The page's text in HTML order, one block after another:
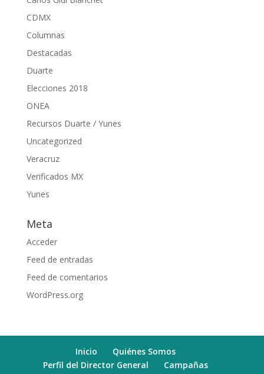
CDMX
Columnas
Destacadas
Duarte
Elecciones 2018
ONEA
Recursos Duarte / Yunes
Uncategorized
Veracruz
Verificados MX
Yunes
Meta
Acceder
Feed de entradas
Feed de comentarios
WordPress.org
Inicio
Quiénes Somos
Perfil del Director General
Campañas